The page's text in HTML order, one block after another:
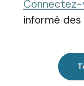
Connectez-
informé des